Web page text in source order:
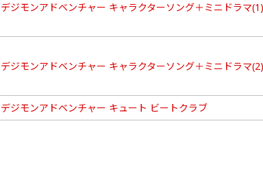
デジモンアドベンチャー キャラクターソング＋ミニドラマ(1)
デジモンアドベンチャー キャラクターソング＋ミニドラマ(2)
デジモンアドベンチャー キュート ビートクラブ